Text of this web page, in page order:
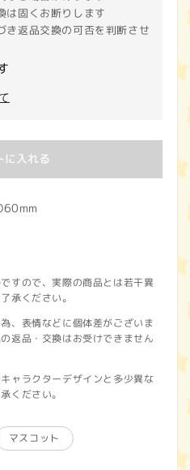
は固くお断りします
き返品交換の可否を判断させ
に入れる
すので、実際の商品とは若干異
承ください。
、表情などに個体差がございま
返品・交換はお受けできません
ャラクターデザインと多少異な
ください。
マスコット